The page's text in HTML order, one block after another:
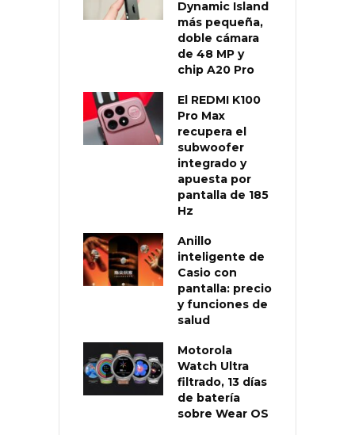
Dynamic Island
más pequeña,
doble cámara
de 48 MP y
chip A20 Pro
El REDMI K100
Pro Max
recupera el
subwoofer
integrado y
apuesta por
pantalla de 185
Hz
Anillo
inteligente de
Casio con
pantalla: precio
y funciones de
salud
Motorola
Watch Ultra
filtrado, 13 días
de batería
sobre Wear OS